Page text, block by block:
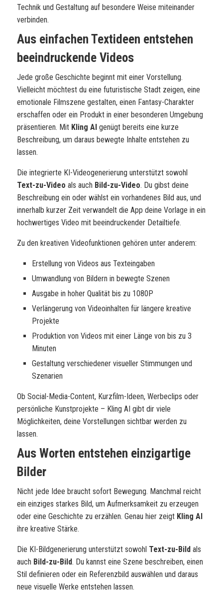
Technik und Gestaltung auf besondere Weise miteinander
verbinden.
Aus einfachen Textideen entstehen
beeindruckende Videos
Jede große Geschichte beginnt mit einer Vorstellung.
Vielleicht möchtest du eine futuristische Stadt zeigen, eine
emotionale Filmszene gestalten, einen Fantasy-Charakter
erschaffen oder ein Produkt in einer besonderen Umgebung
präsentieren. Mit Kling AI genügt bereits eine kurze
Beschreibung, um daraus bewegte Inhalte entstehen zu
lassen.
Die integrierte KI-Videogenerierung unterstützt sowohl
Text-zu-Video als auch Bild-zu-Video. Du gibst deine
Beschreibung ein oder wählst ein vorhandenes Bild aus, und
innerhalb kurzer Zeit verwandelt die App deine Vorlage in ein
hochwertiges Video mit beeindruckender Detailtiefe.
Zu den kreativen Videofunktionen gehören unter anderem:
Erstellung von Videos aus Texteingaben
Umwandlung von Bildern in bewegte Szenen
Ausgabe in hoher Qualität bis zu 1080P
Verlängerung von Videoinhalten für längere kreative
Projekte
Produktion von Videos mit einer Länge von bis zu 3
Minuten
Gestaltung verschiedener visueller Stimmungen und
Szenarien
Ob Social-Media-Content, Kurzfilm-Ideen, Werbeclips oder
persönliche Kunstprojekte – Kling AI gibt dir viele
Möglichkeiten, deine Vorstellungen sichtbar werden zu
lassen.
Aus Worten entstehen einzigartige
Bilder
Nicht jede Idee braucht sofort Bewegung. Manchmal reicht
ein einziges starkes Bild, um Aufmerksamkeit zu erzeugen
oder eine Geschichte zu erzählen. Genau hier zeigt Kling AI
ihre kreative Stärke.
Die KI-Bildgenerierung unterstützt sowohl Text-zu-Bild als
auch Bild-zu-Bild. Du kannst eine Szene beschreiben, einen
Stil definieren oder ein Referenzbild auswählen und daraus
neue visuelle Werke entstehen lassen.